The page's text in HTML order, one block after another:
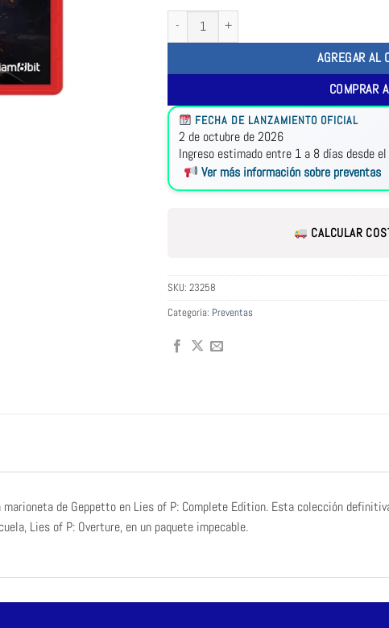
AGREGAR AL
COMPRAR
FECHA DE LANZAMIENTO OFICIAL
2 de octubre de 2026
Ingreso estimado entre 1 a 8 días desde
Ver más información sobre preventas
CALCULAR
SKU: 23258
Categoría: Preventas
de Geppetto en Lies of P: Complete Edition. Esta colección
Lies of P: Overture, en un paquete impecable.